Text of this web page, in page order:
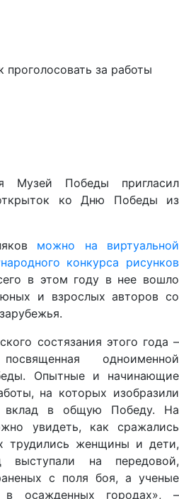
за работы
Победы пригласил
ко Дню Победы из
можно на виртуальной
конкурса рисунков
в этом году в нее вошло
и взрослых авторов со
состязания этого года –
одноименной
Опытные и начинающие
на которых изобразили
вклад в общую Победу. На
увидеть, как сражались
трудились женщины и дети,
выступали на передовой,
с поля боя, а ученые
в осажденных городах», –